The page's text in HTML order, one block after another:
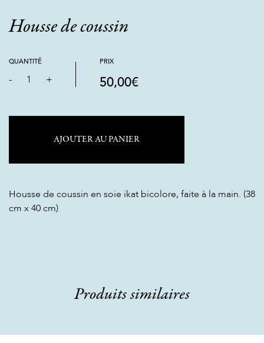
Housse de coussin
QUANTITÉ
- 1 +
PRIX
50,00€
AJOUTER AU PANIER
Housse de coussin en soie ikat bicolore, faite à la main. (38
cm x 40 cm)
Produits similaires